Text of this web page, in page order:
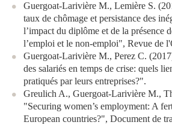
Guergoat-Larivière M., Lemière S.
taux de chômage et persistance des
l’impact du diplôme et de la présence
l’emploi et le non-emploi", Revue de
Guergoat-Larivière M., Perez C.
des salariés en temps de crise: quels
pratiqués par leurs entreprises?".
Greulich A., Guergoat-Larivière M.,
"Securing women’s employment: A
European countries?", Document de